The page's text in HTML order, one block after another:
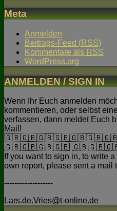
Meta
Anmelden
Beitrags-Feed (RSS)
Kommentare als RSS
WordPress.org
ANMELDEN / SIGN IN
Wenn Ihr Euch anmelden
kommentieren, oder selbst
verfassen, dann meldet Euch
Mail!
🇬🇧🇬🇧🇬🇧🇬🇧
If you want to sign in, to write
own report, please sent a mail
-------------------
Lars.de.Vries@t-online.de